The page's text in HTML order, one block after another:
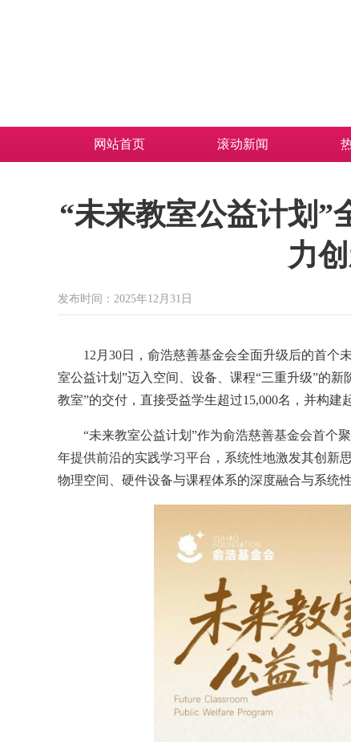
网站首页 滚动新闻
“未来教室公益计划”
力
发布时间：2025年12月31日
12月30日，俞浩慈善基金会全面升级后的首个
室公益计划”迈入空间、设备、课程“三重升级”的
教室”的交付，直接受益学生超过15,000名，并构建
“未来教室公益计划”作为俞浩慈善基金会首个
年提供前沿的实践学习平台，系统性地激发其创新
物理空间、硬件设备与课程体系的深度融合与系统